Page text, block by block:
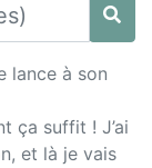
lance à son
ça suffit ! J’ai
et là je vais